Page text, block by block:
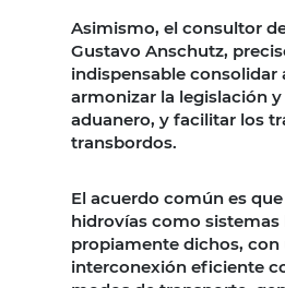
Asimismo, el consultor
Gustavo Anschutz,
indispensable consolidar
armonizar la legislación
aduanero, y facilitar los
transbordos.
El acuerdo común es
hidrovías como
propiamente dichos, con
interconexión eficiente